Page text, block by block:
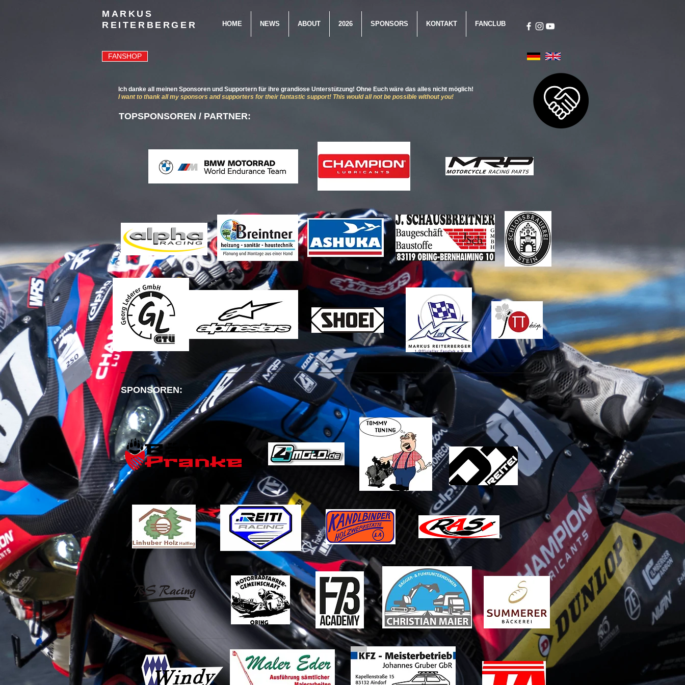
MARKUS
REITERBERGER
HOME NEWS ABOUT 2026 SPONSORS KONTAKT FANCLUB
FANSHOP
TOPSPONSOREN / PARTNER:
SPONSOREN:
Ich danke all meinen Sponsoren und Supportern für ihre grandiose Unterstützung! Ohne Euch wäre das alles nicht möglich!
I want to thank all my sponsors and supporters for their fantastic support! This would all not be possible without you!